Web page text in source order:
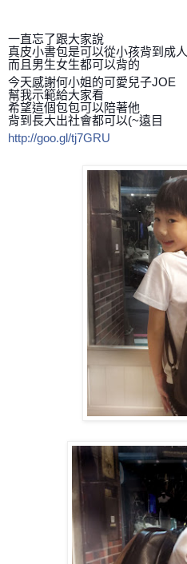
一直忘了跟大家說
真皮小書包是可以從小孩背到成人
而且男生女生都可以背的
今天感謝何小姐的可愛兒子JOE
幫我示範給大家看
希望這個包包可以陪著他
背到長大出社會都可以(~遠目
http://goo.gl/tj7GRU